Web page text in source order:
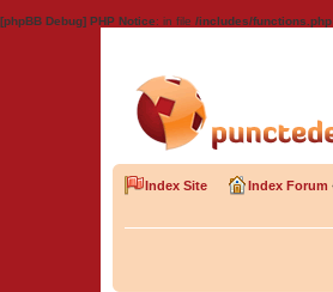
[phpBB Debug] PHP Notice: in file /includes/functions.php
Index Site Index Forum